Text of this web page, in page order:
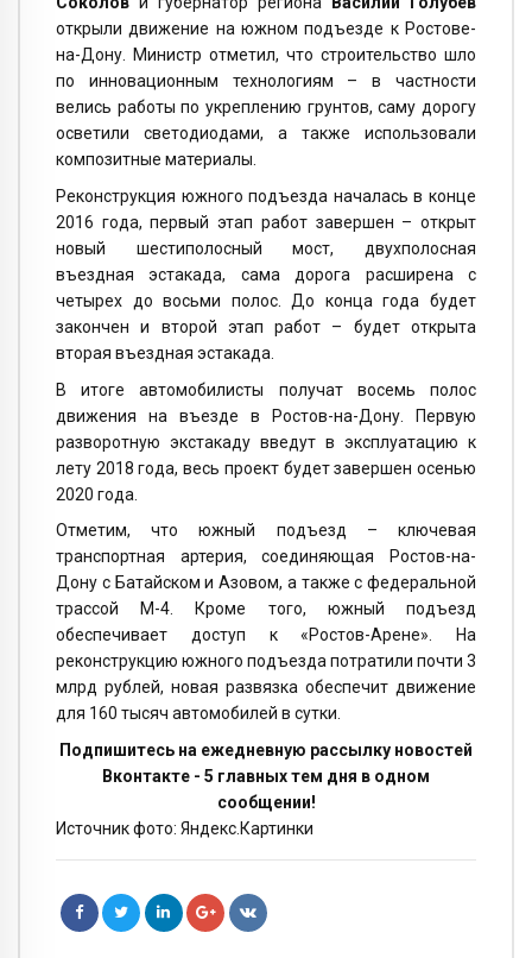
открыли движение на южном подъезде к Ростове-
на-Дону. Министр отметил, что строительство шло
по инновационным технологиям – в частности
велись работы по укреплению грунтов, саму дорогу
осветили светодиодами, а также использовали
композитные материалы.
Реконструкция южного подъезда началась в конце
2016 года, первый этап работ завершен – открыт
новый шестиполосный мост, двухполосная
въездная эстакада, сама дорога расширена с
четырех до восьми полос. До конца года будет
закончен и второй этап работ – будет открыта
вторая въездная эстакада.
В итоге автомобилисты получат восемь полос
движения на въезде в Ростов-на-Дону. Первую
разворотную экстакаду введут в эксплуатацию к
лету 2018 года, весь проект будет завершен осенью
2020 года.
Отметим, что южный подъезд – ключевая
транспортная артерия, соединяющая Ростов-на-
Дону с Батайском и Азовом, а также с федеральной
трассой М-4. Кроме того, южный подъезд
обеспечивает доступ к «Ростов-Арене». На
реконструкцию южного подъезда потратили почти 3
млрд рублей, новая развязка обеспечит движение
для 160 тысяч автомобилей в сутки.
Подпишитесь на ежедневную рассылку новостей
Вконтакте - 5 главных тем дня в одном
сообщении!
Источник фото: Яндекс.Картинки